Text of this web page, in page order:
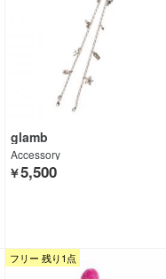
glamb
Accessory
￥5,500
フリー 残り1点